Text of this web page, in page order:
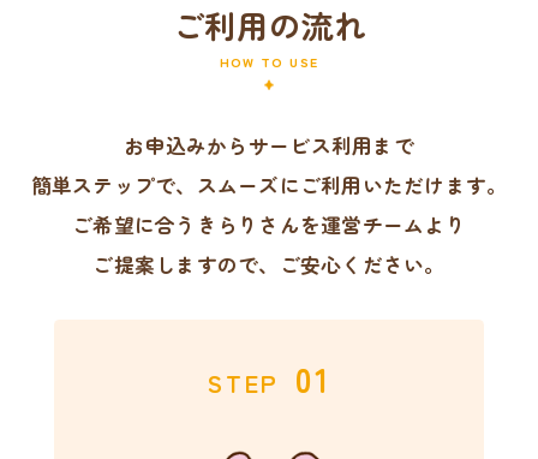
ご利用の流れ
HOW TO USE
お申込みからサービス利用まで
簡単ステップで、スムーズにご利用いただけます。
ご希望に合うきらりさんを運営チームより
ご提案しますので、ご安心ください。
STEP 01